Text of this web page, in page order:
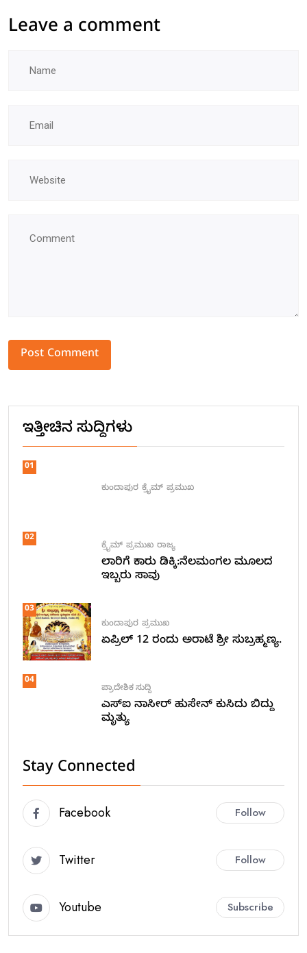
Leave a comment
ಇತ್ತೀಚಿನ ಸುದ್ದಿಗಳು
01
ಕುಂದಾಪುರ ಕ್ರೈಮ್ ಪ್ರಮುಖ
02
ಕ್ರೈಮ್ ಪ್ರಮುಖ ರಾಜ್ಯ
ಲಾರಿಗೆ ಕಾರು ಡಿಕ್ಕಿ:ನೆಲಮಂಗಲ ಮೂಲದ
ಇಬ್ಬರು ಸಾವು
03
ಕುಂದಾಪುರ ಪ್ರಮುಖ
ಏಪ್ರಿಲ್ 12 ರಂದು ಅರಾಟೆ ಶ್ರೀ ಸುಬ್ರಹ್ಮಣ್ಯ.
04
ಪ್ರಾದೇಶಿಕ ಸುದ್ದಿ
ಎಸ್ಐ ನಾಸೀರ್ ಹುಸೇನ್ ಕುಸಿದು ಬಿದ್ದು
ಮೃತ್ಯು
Stay Connected
Facebook Follow
Twitter Follow
Youtube Subscribe